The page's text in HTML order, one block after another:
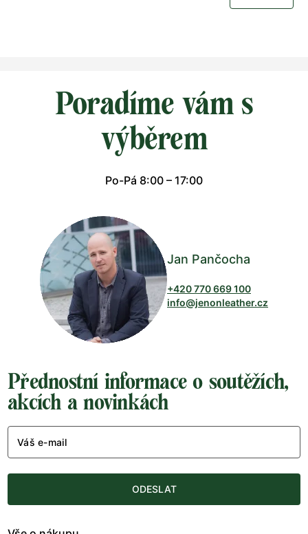
Poradíme vám s
výběrem
Po-Pá 8:00 – 17:00
Jan Pančocha
+420 770 669 100
info@jenonleather.cz
Přednostní informace o soutěžích,
akcích a novinkách
Váš e-mail
ODESLAT